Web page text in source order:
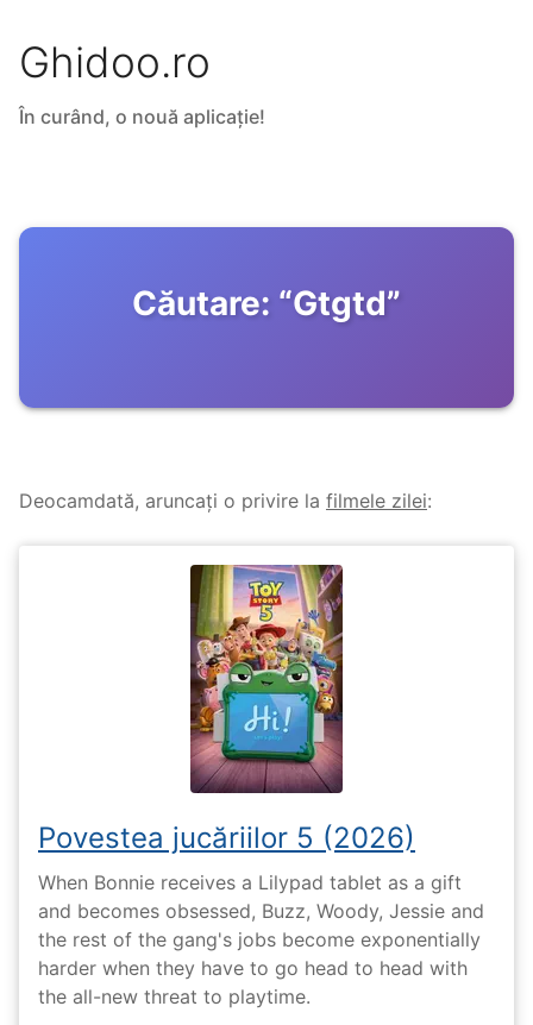
Ghidoo.ro
În curând, o nouă aplicație!
Căutare: “Gtgtd”
Deocamdată, aruncați o privire la filmele zilei:
Povestea jucăriilor 5 (2026)
When Bonnie receives a Lilypad tablet as a gift
and becomes obsessed, Buzz, Woody, Jessie and
the rest of the gang's jobs become exponentially
harder when they have to go head to head with
the all-new threat to playtime.